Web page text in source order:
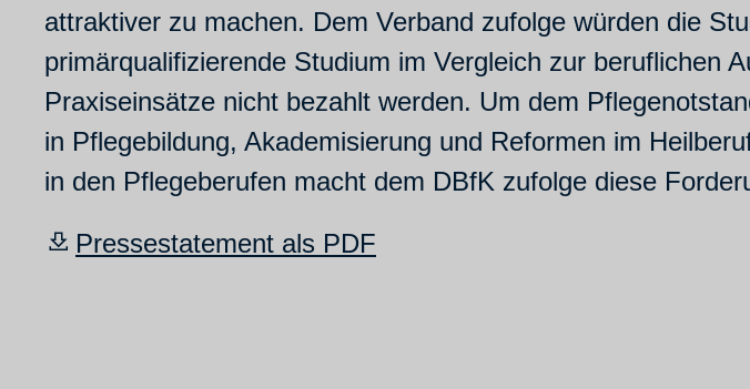
attraktiver zu machen. Dem Verband zufolge würden die
primärqualifizierende Studium im Vergleich zur beruflichen
Praxiseinsätze nicht bezahlt werden. Um dem
in Pflegebildung, Akademisierung und Reformen im
in den Pflegeberufen macht dem DBfK zufolge diese
Pressestatement als PDF